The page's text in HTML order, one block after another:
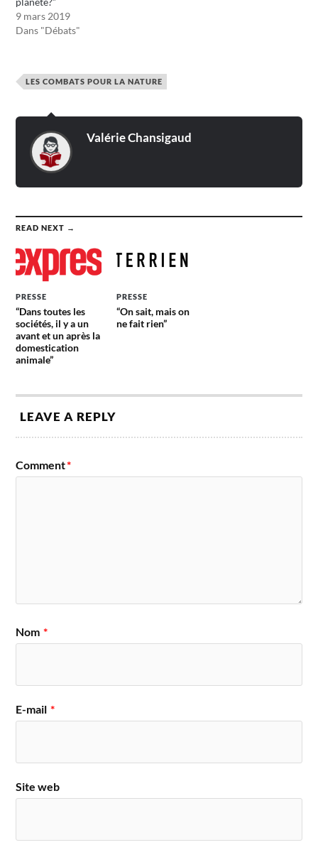
9 mars 2019
Dans "Débats"
LES COMBATS POUR LA NATURE
Valérie Chansigaud
READ NEXT →
PRESSE
“Dans toutes les
sociétés, il y a un
avant et un après la
domestication
animale”
PRESSE
“On sait, mais on
ne fait rien”
LEAVE A REPLY
Comment*
Nom *
E-mail *
Site web